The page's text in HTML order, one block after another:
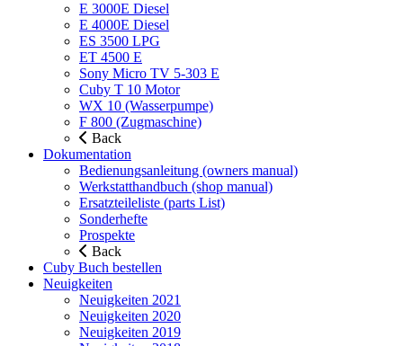
E 3000E Diesel
E 4000E Diesel
ES 3500 LPG
ET 4500 E
Sony Micro TV 5-303 E
Cuby T 10 Motor
WX 10 (Wasserpumpe)
F 800 (Zugmaschine)
Back
Dokumentation
Bedienungsanleitung (owners manual)
Werkstatthandbuch (shop manual)
Ersatzteileliste (parts List)
Sonderhefte
Prospekte
Back
Cuby Buch bestellen
Neuigkeiten
Neuigkeiten 2021
Neuigkeiten 2020
Neuigkeiten 2019